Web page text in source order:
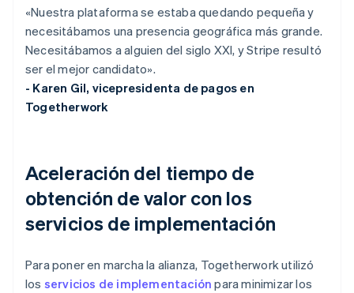
«Nuestra plataforma se estaba quedando pequeña y
necesitábamos una presencia geográfica más grande.
Necesitábamos a alguien del siglo XXI, y Stripe resultó
ser el mejor candidato».
- Karen Gil, vicepresidenta de pagos en
Togetherwork
Aceleración del tiempo de
obtención de valor con los
servicios de implementación
Para poner en marcha la alianza, Togetherwork utilizó
los servicios de implementación para minimizar los